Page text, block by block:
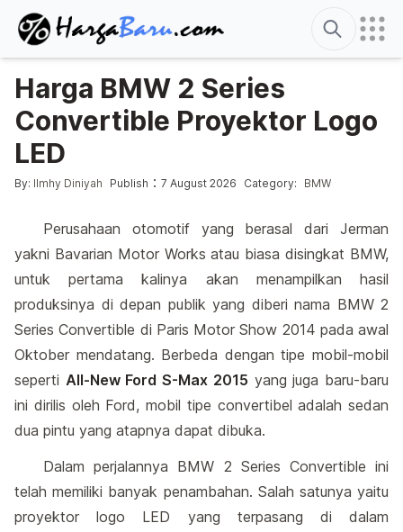
Search
Harga BMW 2 Series
Convertible Proyektor Logo
LED
Posted by
By: Ilmhy Diniyah Publish : 7 August 2026 Posted in
Category: BMW
Perusahaan otomotif yang berasal dari Jerman
yakni Bavarian Motor Works atau biasa disingkat BMW,
untuk pertama kalinya akan menampilkan hasil
produksinya di depan publik yang diberi nama BMW 2
Series Convertible di Paris Motor Show 2014 pada awal
Oktober mendatang. Berbeda dengan tipe mobil-mobil
seperti All-New Ford S-Max 2015 yang juga baru-baru
ini dirilis oleh Ford, mobil tipe convertibel adalah sedan
dua pintu yang atapnya dapat dibuka.
Dalam perjalannya BMW 2 Series Convertible ini
telah memiliki banyak penambahan. Salah satunya yaitu
proyektor logo LED yang terpasang di dalam